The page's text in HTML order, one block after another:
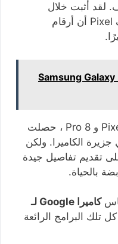
لقد أثبت خلال
السنوات القليلة الماضية لهواتف Pixel أن أرقام
كاميرا Google لهاتف Samsung Galaxy
حتى أحدث ابتكاراتهم ، مثل Pixel 8 و 8 Pro ، حصلت
الكاميرا. ولكن
تقديم تفاصيل جيدة
بالحياة.
كاميرا Google لـ
تلك البرامج الرائعة